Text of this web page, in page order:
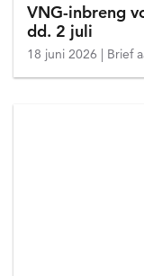
VNG-inbreng
dd. 2 juli
18 juni 2026 Brief